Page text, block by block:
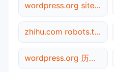
wordpress.org sitemap.xml检测
zhihu.com robots.txt检测
wordpress.org 历史快照